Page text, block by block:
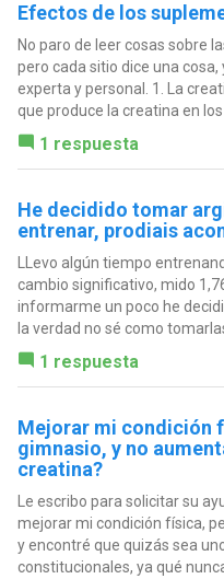
Efectos de los
No paro de leer cosas sobre
pero cada sitio dice una
experta y personal. 1. La
que produce la creatina en los
1 respuesta
He decidido tomar
entrenar, prodiais
LLevo algún tiempo
cambio significativo, mido
informarme un poco he
la verdad no sé como
1 respuesta
Mejorar mi condición
gimnasio, y no
creatina?
Le escribo para solicitar su
mejorar mi condición física,
y encontré que quizás sea
constitucionales, ya qué